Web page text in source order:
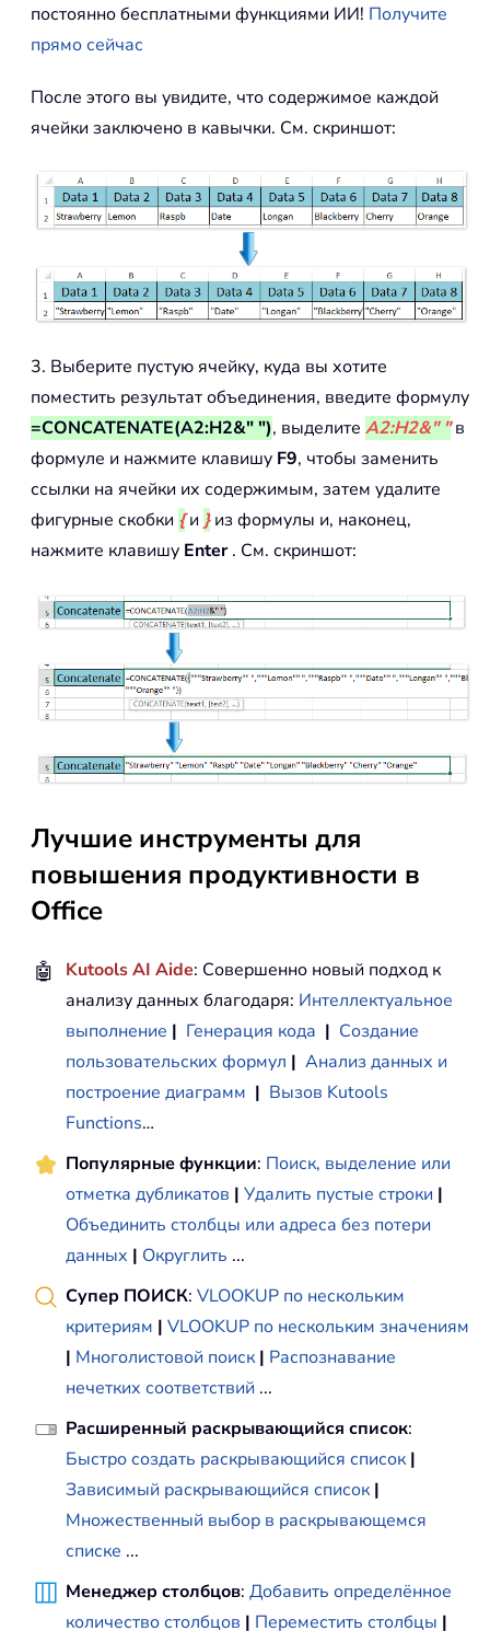
постоянно бесплатными функциями ИИ! Получите
прямо сейчас
После этого вы увидите, что содержимое каждой
ячейки заключено в кавычки. См. скриншот:
3. Выберите пустую ячейку, куда вы хотите
поместить результат объединения, введите формулу
=CONCATENATE(A2:H2&" "), выделите A2:H2&" "в
формуле и нажмите клавишу F9, чтобы заменить
ссылки на ячейки их содержимым, затем удалите
фигурные скобки {и }из формулы и, наконец,
нажмите клавишу Enter. См. скриншот:
Лучшие инструменты для
повышения продуктивности в
Office
🤖 Kutools AI Aide: Совершенно новый подход к
анализу данных благодаря: Интеллектуальное
выполнение | Генерация кода | Создание
пользовательских формул | Анализ данных и
построение диаграмм | Вызов Kutools
Functions…
Популярные функции: Поиск, выделение или
отметка дубликатов | Удалить пустые строки |
Объединить столбцы или адреса без потери
данных | Округлить ...
Супер ПОИСК: VLOOKUP по нескольким
критериям | VLOOKUP по нескольким значениям
| Многолистовой поиск | Распознавание
нечетких соответствий ...
Расширенный раскрывающийся список:
Быстро создать раскрывающийся список |
Зависимый раскрывающийся список |
Множественный выбор в раскрывающемся
списке ...
Менеджер столбцов: Добавить определённое
количество столбцов | Переместить столбцы |